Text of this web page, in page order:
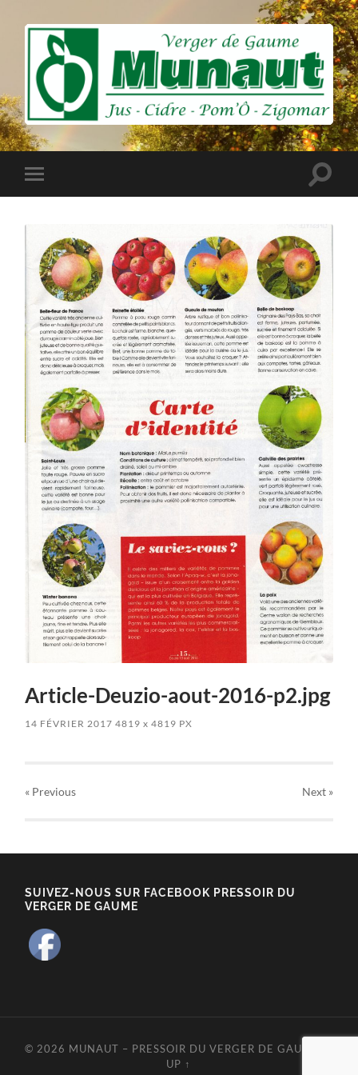
Munaut
-
Pressoir
Gaume
Toggle
mobile
Toggle
Article-Deuzio-aout-2016-p2.jpg
14 FÉVRIER 2017 4819x 4819 PX
« Previous Next»
SUIVEZ-NOUS SUR FACEBOOK PRESSOIR DU
VERGER DE GAUME
© 2026 MUNAUT – PRESSOIR DU VERGER DE GAUME
UP ↑